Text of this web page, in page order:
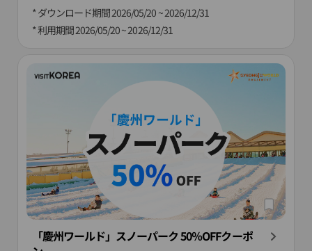
* ダウンロード期間2026/05/20 ~ 2026/12/31
* 利用期間2026/05/20 ~ 2026/12/31
「慶州ワールド」スノーパーク 50％OFFクーポ